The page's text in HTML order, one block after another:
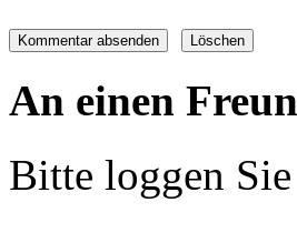
An einen
Bitte loggen